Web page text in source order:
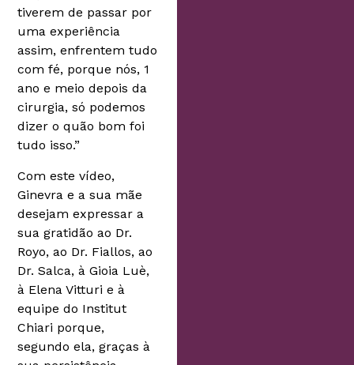
tiverem de passar por
uma experiência
assim, enfrentem tudo
com fé, porque nós, 1
ano e meio depois da
cirurgia, só podemos
dizer o quão bom foi
tudo isso.”
Com este vídeo,
Ginevra e a sua mãe
desejam expressar a
sua gratidão ao Dr.
Royo, ao Dr. Fiallos, ao
Dr. Salca, à Gioia Luè,
à Elena Vitturi e à
equipe do Institut
Chiari porque,
segundo ela, graças à